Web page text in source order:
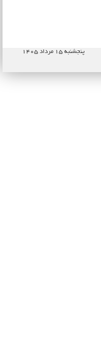
پنجشنبه ۱۵ مرداد ۱۴۰۵